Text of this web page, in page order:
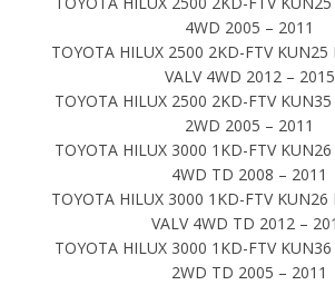
4WD 2005 – 2011
TOYOTA HILUX 2500 2KD-FTV KUN25
VALV 4WD 2012 – 2015
TOYOTA HILUX 2500 2KD-FTV
2WD 2005 – 2011
TOYOTA HILUX 3000 1KD-FTV
4WD TD 2008 – 2011
TOYOTA HILUX 3000 1KD-FTV KUN26
VALV 4WD TD 2012 –
TOYOTA HILUX 3000 1KD-FTV
2WD TD 2005 – 2011